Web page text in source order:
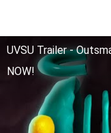
UVSU Trailer -
NOW!